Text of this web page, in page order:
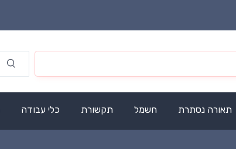
תאורה נסתרת חשמל תקשורת כלי עבודה